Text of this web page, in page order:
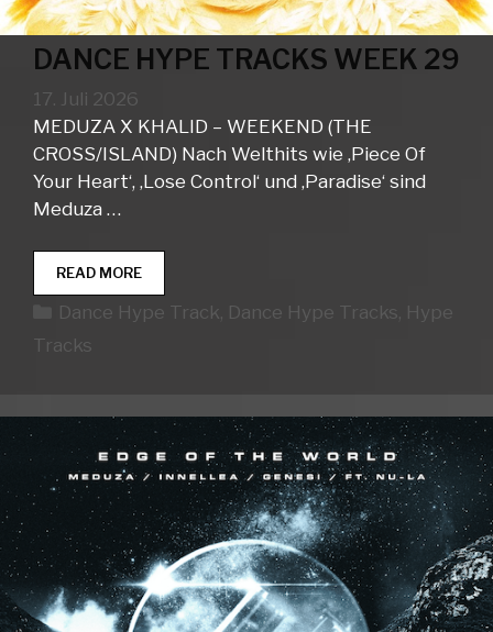
DANCE HYPE TRACKS WEEK 29
17. Juli 2026
MEDUZA X KHALID – WEEKEND (THE
CROSS/ISLAND) Nach Welthits wie ‚Piece Of
Your Heart‘, ‚Lose Control‘ und ‚Paradise‘ sind
Meduza …
READ MOREDANCE
HYPE
TRACKS
Kategorien
Dance Hype Track, Dance Hype Tracks, Hype
Tracks